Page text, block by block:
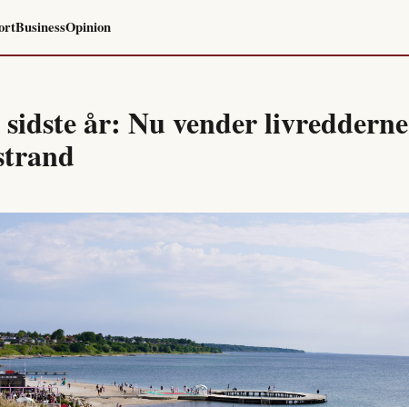
BusinessOpinion
sidste år: Nu vender livredderne